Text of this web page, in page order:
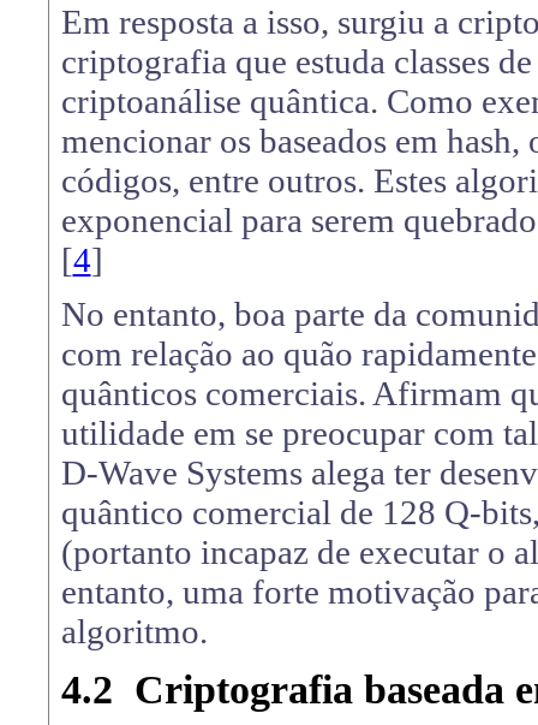
Em resposta a isso, surgiu a
criptografia que estuda classes
criptoanálise quântica. Como
mencionar os baseados em hash,
códigos, entre outros. Estes
exponencial para serem
[4]
No entanto, boa parte da
com relação ao quão
quânticos comerciais. Afirmam
utilidade em se preocupar com
D-Wave Systems alega ter
quântico comercial de 128 Q-
(portanto incapaz de executar o
entanto, uma forte motivação
algoritmo.
4.2 Criptografia baseada